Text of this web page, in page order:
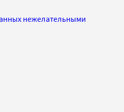
нежелательными